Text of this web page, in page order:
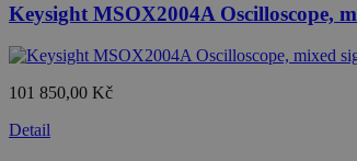
Keysight MSOX2004A Oscilloscope,
101 850,00 Kč
Detail